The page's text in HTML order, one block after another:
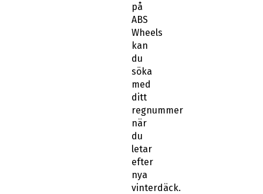
på
ABS
Wheels
kan
du
söka
med
ditt
regnummer
när
du
letar
efter
nya
vinterdäck.